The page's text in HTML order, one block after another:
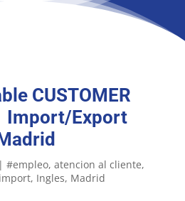
CUSTOMER
Import/Export
|#empleo atencion al cliente
import Ingles Madrid